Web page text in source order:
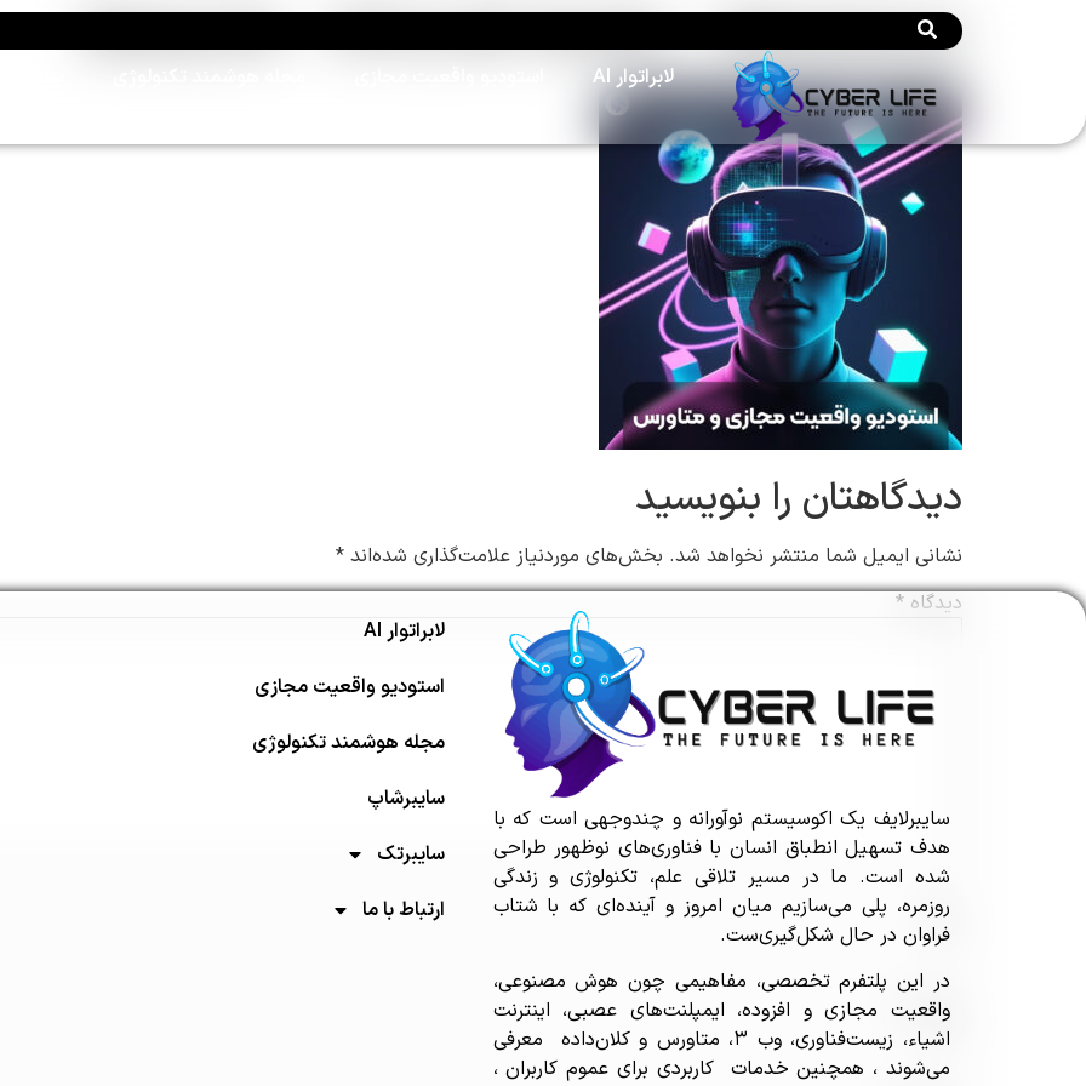
لابراتوار AI
MetaLife – VR & AR Studio – MetaVerse
دیدگاهتان را بنویسید
نشانی ایمیل شما منتشر نخواهد شد. بخش‌های موردنیاز علامت‌گذاری شده‌اند *
دیدگاه *
نام*
ایمیل*
سایبرلایف یک اکوسیستم نوآورانه و چندوجهی است که با
هدف تسهیل انطباق انسان با فناوری‌های نوظهور طراحی
شده است. ما در مسیر تلاقی علم، تکنولوژی و زندگی
روزمره، پلی می‌سازیم میان امروز و آینده‌ای که با شتاب
فراوان در حال شکل‌گیری‌ست.
در این پلتفرم تخصصی، مفاهیمی چون هوش مصنوعی،
واقعیت مجازی و افزوده، ایمپلنت‌های عصبی، اینترنت
اشیاء، زیست‌فناوری، وب ۳، متاورس و کلان‌داده معرفی
می‌شوند ، همچنین خدمات کاربردی برای عموم کاربران ،
لابراتوار AI
استودیو واقعیت مجازی
مجله هوشمند تکنولوژی
سایبرشاپ
سایبرتک
ارتباط با ما